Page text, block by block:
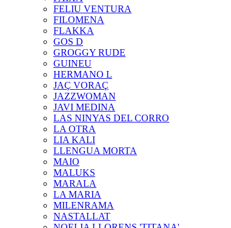
FELIU VENTURA
FILOMENA
FLAKKA
GOS D
GROGGY RUDE
GUINEU
HERMANO L
JAÇ VORAÇ
JAZZWOMAN
JAVI MEDINA
LAS NINYAS DEL CORRO
LA OTRA
LIA KALI
LLENGUA MORTA
MAIO
MALUKS
MARALA
LA MARIA
MILENRAMA
NASTALLAT